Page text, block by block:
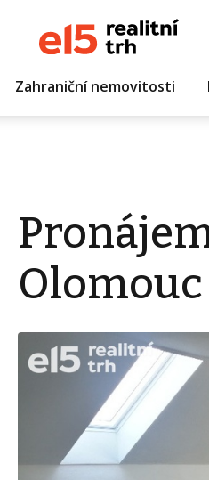
Zahraniční nemovitosti